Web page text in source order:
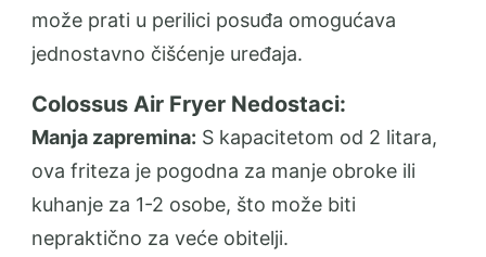
može prati u perilici posuđa omogućava
jednostavno čišćenje uređaja.
Colossus Air Fryer Nedostaci:
Manja zapremina: S kapacitetom od 2 litara,
ova friteza je pogodna za manje obroke ili
kuhanje za 1-2 osobe, što može biti
nepraktično za veće obitelji.